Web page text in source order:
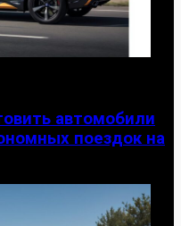
автомобили
поездок на